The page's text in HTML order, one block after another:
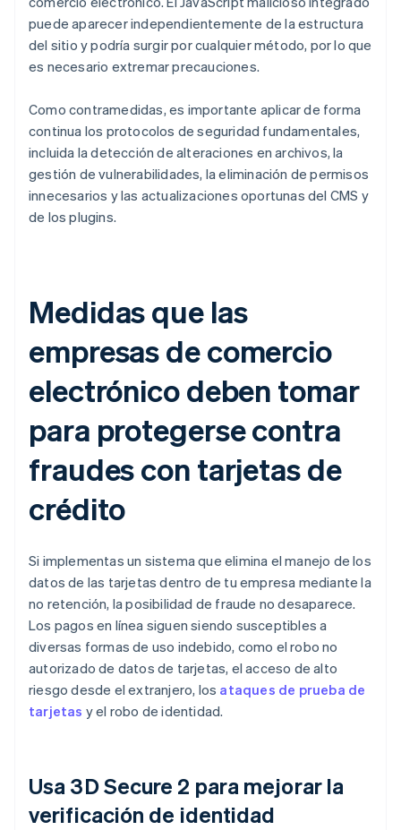
puede aparecer independientemente de la estructura
del sitio y podría surgir por cualquier método, por lo que
es necesario extremar precauciones.
Como contramedidas, es importante aplicar de forma
continua los protocolos de seguridad fundamentales,
incluida la detección de alteraciones en archivos, la
gestión de vulnerabilidades, la eliminación de permisos
innecesarios y las actualizaciones oportunas del CMS y
de los plugins.
Medidas que las
empresas de comercio
electrónico deben tomar
para protegerse contra
fraudes con tarjetas de
crédito
Si implementas un sistema que elimina el manejo de los
datos de las tarjetas dentro de tu empresa mediante la
no retención, la posibilidad de fraude no desaparece.
Los pagos en línea siguen siendo susceptibles a
diversas formas de uso indebido, como el robo no
autorizado de datos de tarjetas, el acceso de alto
riesgo desde el extranjero, los ataques de prueba de
tarjetas y el robo de identidad.
Usa 3D Secure 2 para mejorar la
verificación de identidad